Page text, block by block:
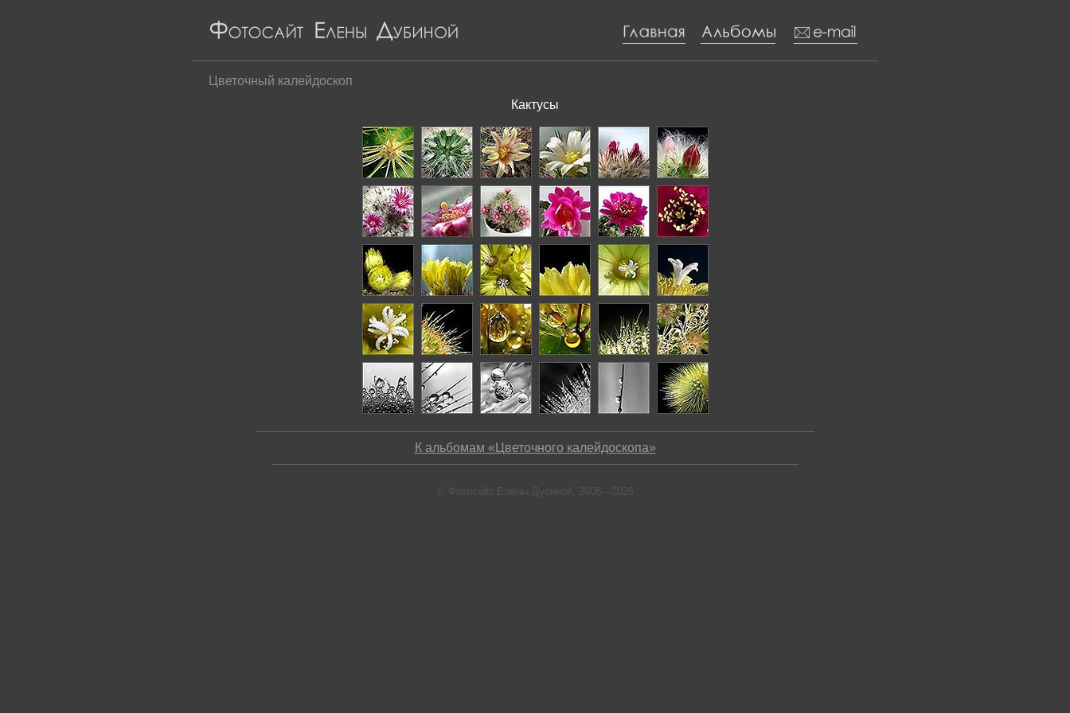
Цветочный калейдоскоп
Кактусы
К альбомам «Цветочного калейдоскопа»
© Фотосайт Елены Дубиной, 2008—2026